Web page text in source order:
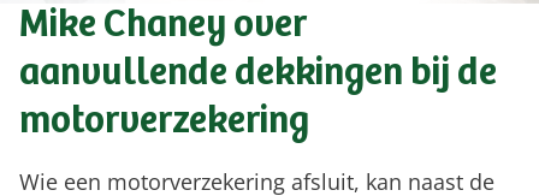
Mike Chaney over
aanvullende dekkingen bij de
motorverzekering
Wie een motorverzekering afsluit, kan naast de